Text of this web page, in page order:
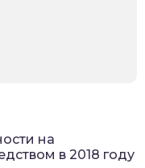
на
в 2018 году